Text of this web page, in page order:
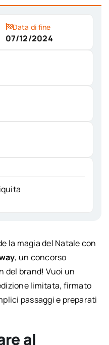
Data di fine
07/12/2024
la magia del Natale con
, un concorso
del brand! Vuoi un
limitata, firmato
passaggi e preparati
al